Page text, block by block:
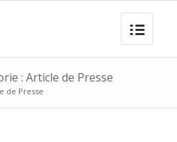
: Article de Presse
de Presse